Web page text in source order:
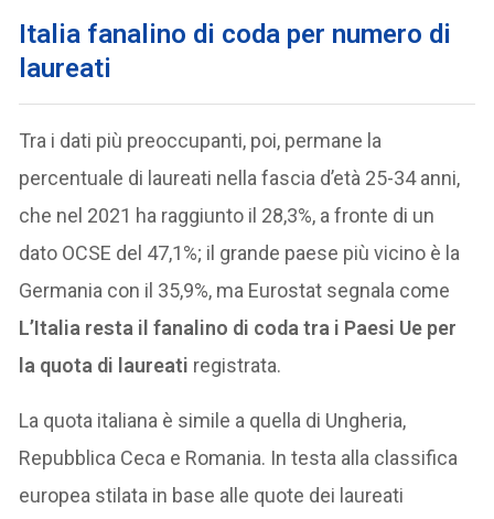
Italia fanalino di coda per numero di
laureati
Tra i dati più preoccupanti, poi, permane la
percentuale di laureati nella fascia d’età 25-34 anni,
che nel 2021 ha raggiunto il 28,3%, a fronte di un
dato OCSE del 47,1%; il grande paese più vicino è la
Germania con il 35,9%, ma Eurostat segnala come
L’Italia resta il fanalino di coda tra i Paesi Ue per
la quota di laureati registrata.
La quota italiana è simile a quella di Ungheria,
Repubblica Ceca e Romania. In testa alla classifica
europea stilata in base alle quote dei laureati